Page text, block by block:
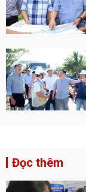
Đọc thêm